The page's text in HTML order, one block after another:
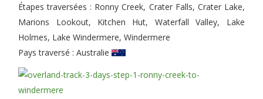
Étapes traversées : Ronny Creek, Crater Falls, Crater Lake,
Marions Lookout, Kitchen Hut, Waterfall Valley, Lake
Holmes, Lake Windermere, Windermere
Pays traversé :Australie